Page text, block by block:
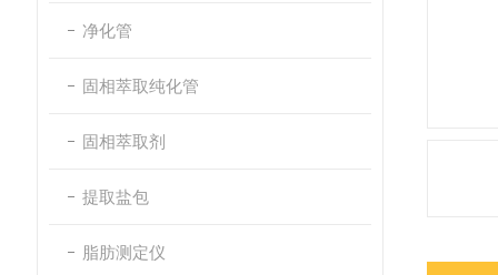
净化管
固相萃取纯化管
固相萃取剂
提取盐包
脂肪测定仪